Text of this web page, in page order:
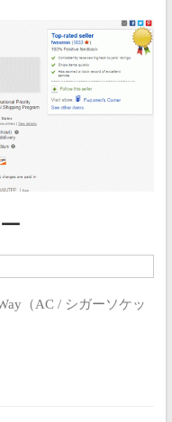
（AC / シガーソケッ